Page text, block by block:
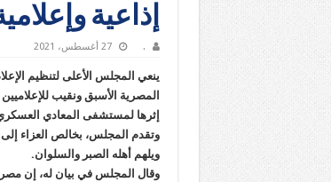
إذاعية
. 27 أغسطس، 2021
ينعي المجلس الأعلى لتنظيم
إثرها لمستشفى المعادي
وتقدم المجلس، بخالص العزاء إلى
ويلهم أهله الصبر والسلوان.
وقال المجلس في بيان له، إن مصر